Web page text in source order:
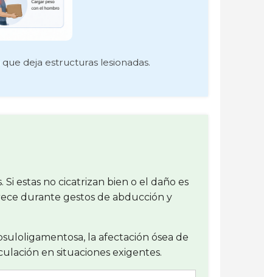
deja estructuras lesionadas.
estas no cicatrizan bien o el daño es
durante gestos de abducción y
la afectación ósea de
en situaciones exigentes.